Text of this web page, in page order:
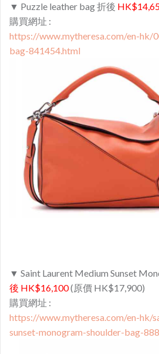
▼ Puzzle leather bag 折後
購買網址 :
https://www.mytheresa.com/en-hk/
bag-841454.html
▼ Saint Laurent Medium Sunset
後 HK$16,100(原價 HK$17,900)
購買網址 :
https://www.mytheresa.com/en-hk/
sunset-monogram-shoulder-bag-